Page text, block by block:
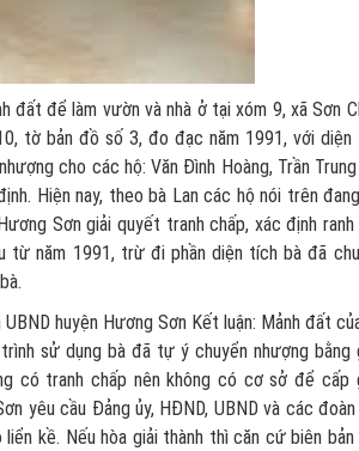
đất để làm vườn và nhà ở tại xóm 9, xã Sơn
tờ bản đồ số 3, đo đạc năm 1991, với diện
cho các hộ: Văn Đình Hoàng, Trần
Hiện nay, theo bà Lan các hộ nói trên
Sơn giải quyết tranh chấp, xác định ranh
từ năm 1991, trừ đi phần diện tích bà đã
huyện Hương Sơn Kết luận: Mảnh đất
sử dụng bà đã tự ý chuyển nhượng bằng
có tranh chấp nên không có cơ sở để cấp
yêu cầu Đảng ủy, HĐND, UBND và các
kề. Nếu hòa giải thành thì căn cứ biên bản